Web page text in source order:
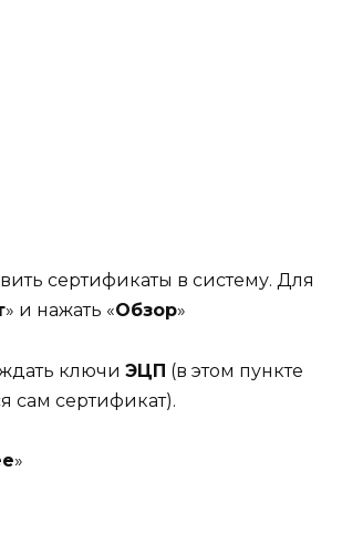
сертификаты в систему. Для
» и нажать «Обзор»
ключи ЭЦП (в этом пункте
сам сертификат).
»